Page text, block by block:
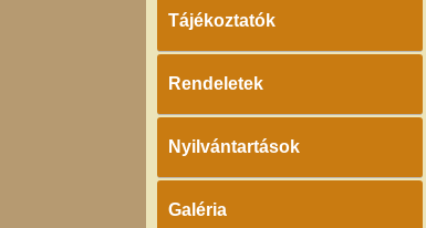
Tájékoztatók
Rendeletek
Nyilvántartások
Galéria